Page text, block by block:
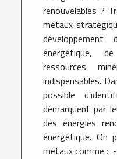
renouvelables ?
métaux
énergétique,
ressources
indispensables.
possible
démarquent par
des énergies
énergétique.
métaux comme : -